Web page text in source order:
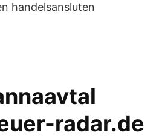
handelsansluten
radar.de